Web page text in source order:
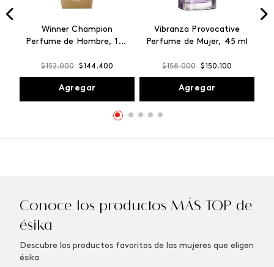
Winner Champion
Perfume de Hombre, 100
$152.000 $144 .400
Agregar
Vibranza Provocative
Perfume de Mujer, 45 ml
$158.000 $150 .100
Agregar
Conoce los productos MÁS TOP de
ésika
Descubre los productos favoritos de las mujeres que eligen
ésika